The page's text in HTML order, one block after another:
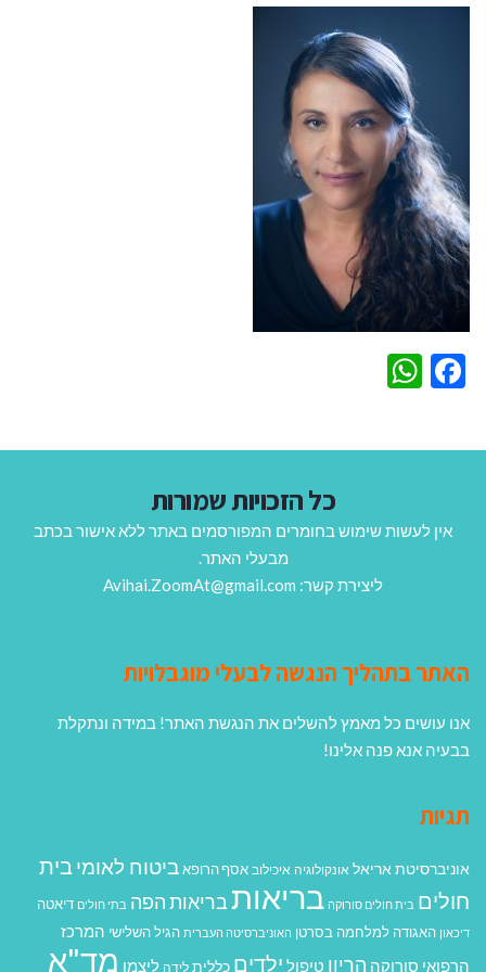
Facebook
כל הזכויות שמורות
אין לעשות שימוש בחומרים המפורסמים באתר ללא אישור בכתב
מבעלי האתר.
ליצירת קשר: Avihai.ZoomAt@gmail.com
האתר בתהליך הנגשה לבעלי מוגבלויות
אנו עושים כל מאמץ להשלים את הנגשת האתר! במידה ונתקלת
בבעיה אנא פנה אלינו!
תגיות
אוניברסיטת אריאל אונקולוגיה איכילוב אסף הרופא ביטוח לאומיבית
חולים בית חולים סורוקה בריאותבריאות הפה בתי חולים דיאטה
דיכאון האגודה למלחמה בסרטן האוניברסיטה העברית הגיל השלישי המרכז
הרפואי סורוקה הריון טיפול ילדים כללית לידה ליצמן מד"א